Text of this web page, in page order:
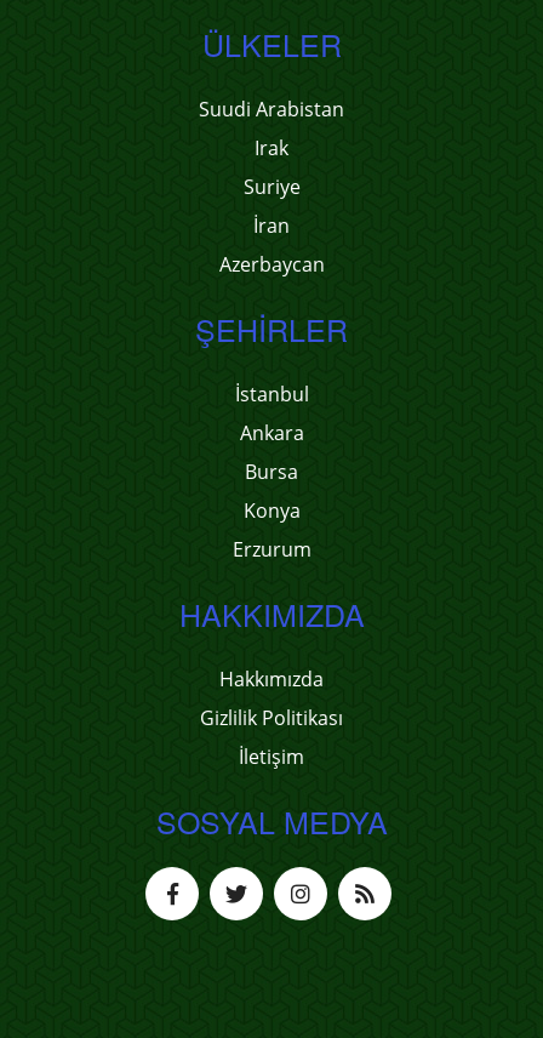
ÜLKELER
Suudi Arabistan
Irak
Suriye
İran
Azerbaycan
ŞEHIRLER
İstanbul
Ankara
Bursa
Konya
Erzurum
HAKKIMIZDA
Hakkımızda
Gizlilik Politikası
İletişim
SOSYAL MEDYA